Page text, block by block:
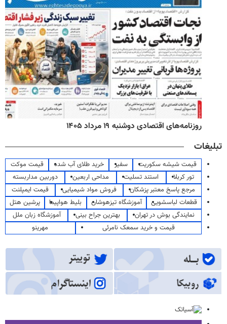
روزنامه‌های اقتصادی دوشنبه ۱۹ مرداد ۱۴۰۵
تبلیغات
قیمت شیشه سکوریت سفیر خرید طلای آب شده
قیمت موکت
تور کربلا
استند تسلیت مداحی اربعین
دوربین مداربسته
مرجع پاسخ معتبر پزشکان
فروش مواد شیمیایی
قیمت ایمپلنت
قطعات لباسشویی
آموزشگاه تیزهوشان بلیط هواپیما
پرشین هتل
نمایندگی بوش در تهران
بهترین جراح بینی
آموزشگاه زبان ملل
قیمت و خرید سمعک نامرئی
مهرینو